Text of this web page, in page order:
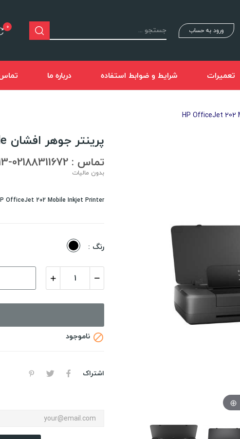
ورود به حساب 0
تعمیرات شرایط و ضوابط استفاده درباره ما
پرینتر جوهر افشان HP OfficeJet 202 Mobile
تماس : 02188311672-02188491013
بدون مالیات
OfficeJet 202 Mobile Inkjet Printer
رنگ : مشکی
 ناموجود
اشتراک